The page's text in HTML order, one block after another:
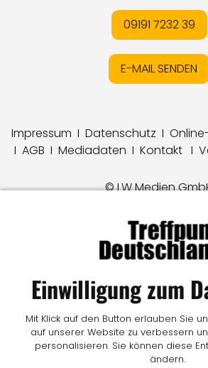
09191 7232 39
E-MAIL SENDEN
Impressum I Datenschutz I
I AGB I Mediadaten I Kontakt I
© LW Medien
Einwilligung zum
Mit Klick auf den Button erlauben Sie
auf unserer Website zu verbessern
personalisieren. Sie können diese
ändern.